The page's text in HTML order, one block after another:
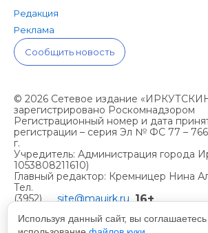
Редакция
Реклама
Сообщить новость
© 2026 Сетевое издание
зарегистрировано Роскомнадзором
Регистрационный номер и дата
регистрации – серия Эл № ФС 77 –
г.
Учредитель: Администрация города
1053808211610)
Главный редактор: Кремницер Нина
Тел.
(3952)
site@mauirk.ru 16+
Используя данный сайт, вы